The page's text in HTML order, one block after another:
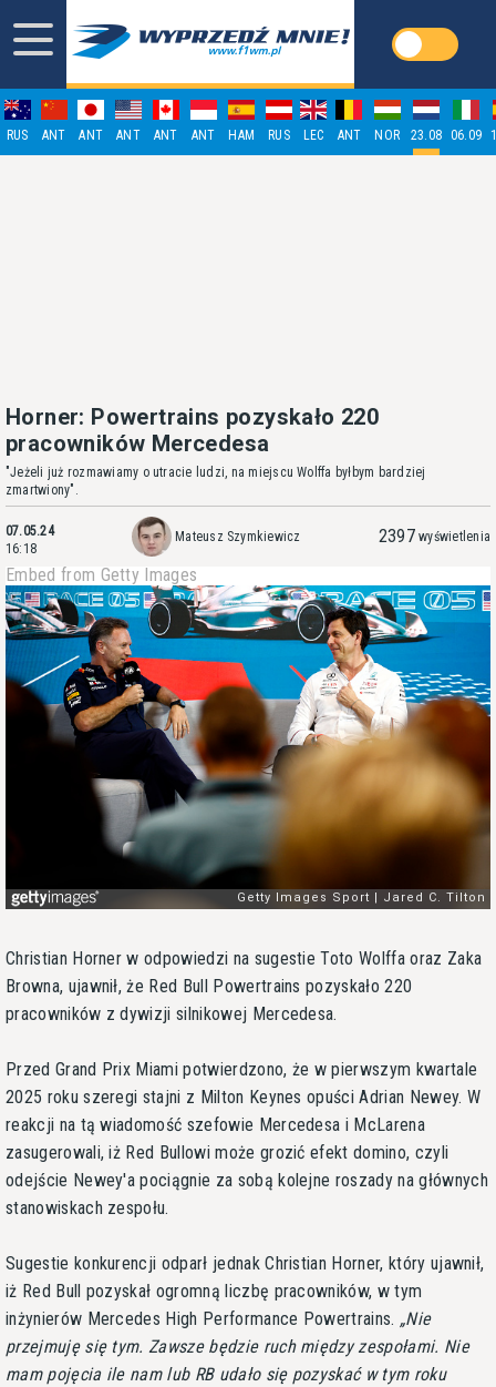
RUS ANT ANT ANT ANT ANT HAM RUS LEC ANT NOR 23.08 06.09
Horner: Powertrains pozyskało 220
pracowników Mercedesa
"Jeżeli już rozmawiamy o utracie ludzi, na miejscu Wolffa byłbym bardziej
zmartwiony".
07.05.24
16:18
Mateusz Szymkiewicz 2397 wyświetlenia
Embed from Getty Images
Christian Horner w odpowiedzi na sugestie Toto Wolffa oraz Zaka
Browna, ujawnił, że Red Bull Powertrains pozyskało 220
pracowników z dywizji silnikowej Mercedesa.
Przed Grand Prix Miami potwierdzono, że w pierwszym kwartale
2025 roku szeregi stajni z Milton Keynes opuści Adrian Newey. W
reakcji na tą wiadomość szefowie Mercedesa i McLarena
zasugerowali, iż Red Bullowi może grozić efekt domino, czyli
odejście Newey'a pociągnie za sobą kolejne roszady na głównych
stanowiskach zespołu.
Sugestie konkurencji odparł jednak Christian Horner, który ujawnił,
iż Red Bull pozyskał ogromną liczbę pracowników, w tym
inżynierów Mercedes High Performance Powertrains.
Nie
przejmuję się tym. Zawsze będzie ruch między zespołami. Nie
mam pojęcia ile nam lub RB udało się pozyskać w tym roku